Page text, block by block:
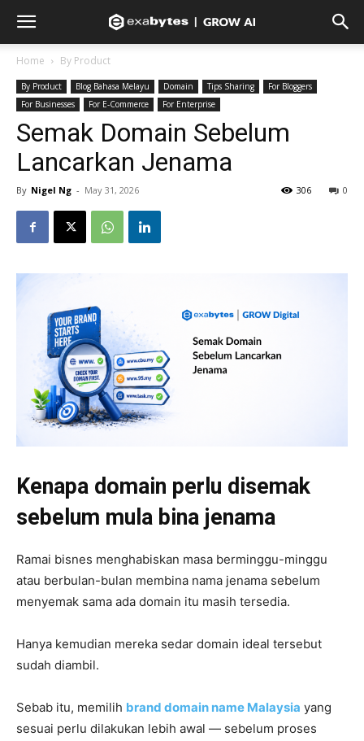
Home By Product
By Product Blog Bahasa Melayu Domain Tips Sharing
For Bloggers
For Businesses
For E-Commerce For Enterprise
Semak Domain Sebelum
Lancarkan Jenama
By Nigel Ng - May 31, 2026 0
306
Kenapa domain perlu disemak
sebelum mula bina jenama
Ramai bisnes menghabiskan masa berminggu-minggu
atau berbulan-bulan membina nama jenama sebelum
menyemak sama ada domain itu masih tersedia.
Hanya kemudian mereka sedar domain ideal tersebut
sudah diambil.
Sebab itu, memilih brand domain name Malaysia yang
sesuai perlu dilakukan lebih awal — sebelum proses